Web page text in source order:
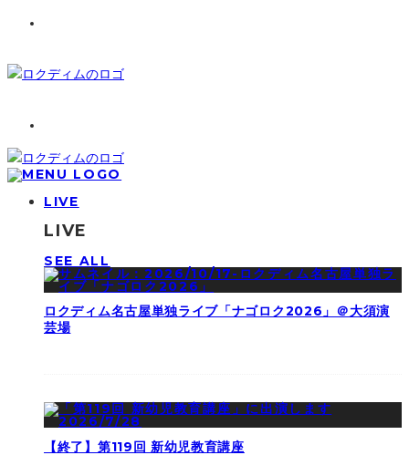
LIVE
LIVE
SEE ALL
ロクディム名古屋単独ライブ「ナゴロク2026」＠大須演
芸場
【終了】第119回 新幼児教育講座